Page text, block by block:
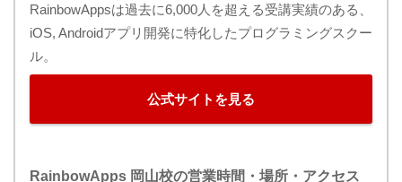
RainbowAppsは過去に6,000人を超える受講実績のある、
iOS, Androidアプリ開発に特化したプログラミングスクー
ル。
公式サイトを見る
RainbowApps 岡山校の営業時間・場所・アクセス